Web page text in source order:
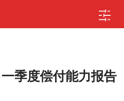
季度偿付能力报告